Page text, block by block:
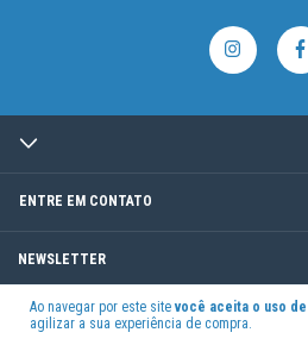
Ao navegar por este sitevocê aceita o uso
agilizar a sua experiência de compra.
ENTRE EM CONTATO
NEWSLETTER